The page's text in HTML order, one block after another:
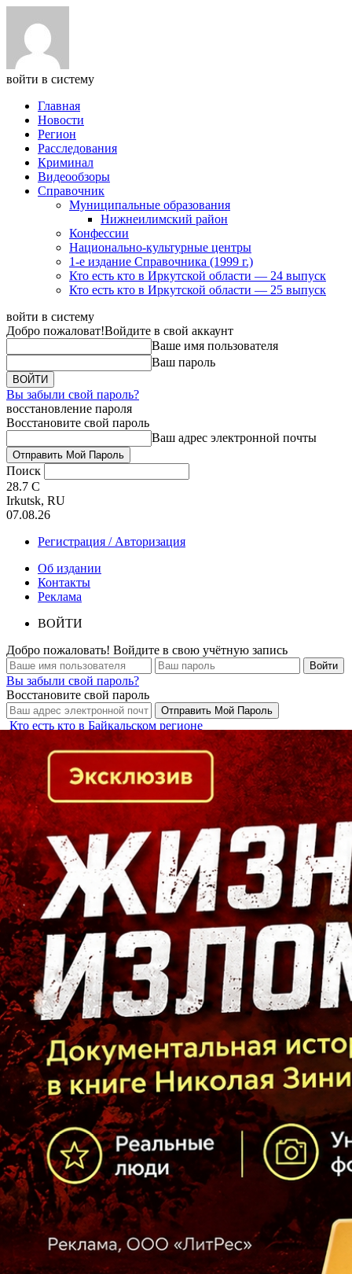
войти в систему
Главная
Новости
Регион
Расследования
Криминал
Видеообзоры
Справочник
Муниципальные образования
Нижнеилимский район
Конфессии
Национально-культурные центры
1-е издание Справочника (1999 г.)
Кто есть кто в Иркутской области — 24 выпуск
Кто есть кто в Иркутской области — 25 выпуск
войти в систему
Добро пожаловат!Войдите в свой аккаунт
Ваше имя пользователя
Ваш пароль
Вы забыли свой пароль?
восстановление пароля
Восстановите свой пароль
Ваш адрес электронной почты
Поиск
28.7 C
Irkutsk, RU
07.08.26
Регистрация / Авторизация
Об издании
Контакты
Реклама
ВОЙТИ
Добро пожаловать! Войдите в свою учётную запись
Вы забыли свой пароль?
Восстановите свой пароль
Кто есть кто в Байкальском регионе